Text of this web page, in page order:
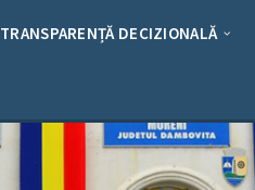
TRANSPARENȚĂ DECIZIONALĂ